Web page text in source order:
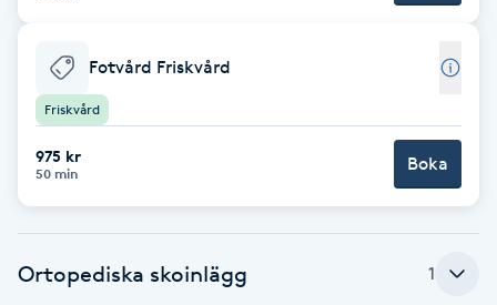
BIAB
Blowout
Bottenfärg
Fotvård Friskvård
Friskvård
975 kr
50 min Boka
Ortopediska skoinlägg 1